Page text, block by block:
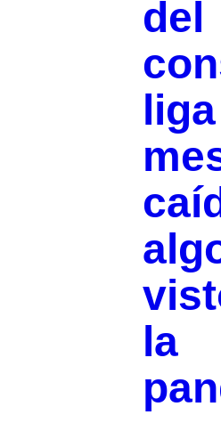
del
la